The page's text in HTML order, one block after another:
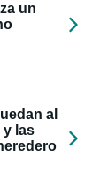
un
al
y las